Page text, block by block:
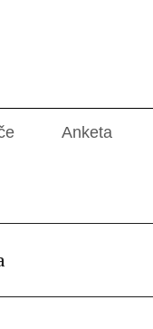
Anketa